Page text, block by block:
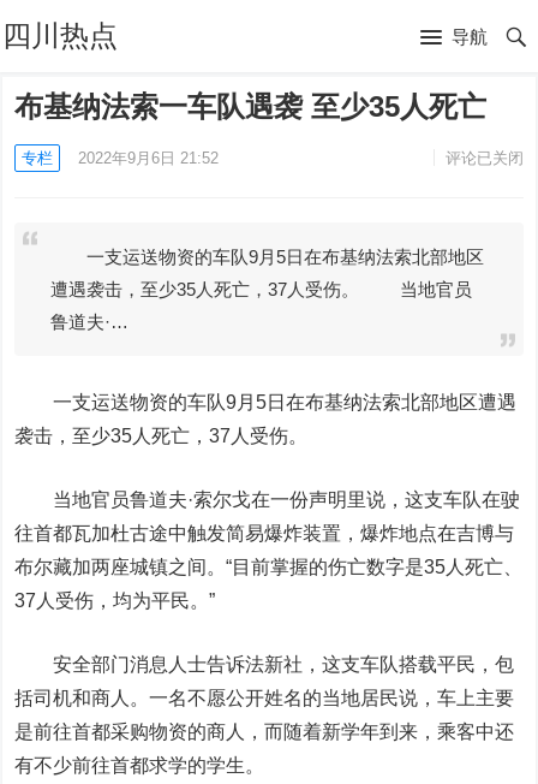
四川热点 导航
布基纳法索一车队遇袭 至少35人死亡
专栏 2022年9月6日 21:52 评论已关闭
一支运送物资的车队9月5日在布基纳法索北部地区
遭遇袭击，至少35人死亡，37人受伤。 当地官员
鲁道夫·…
一支运送物资的车队9月5日在布基纳法索北部地区遭遇
袭击，至少35人死亡，37人受伤。
当地官员鲁道夫·索尔戈在一份声明里说，这支车队在驶
往首都瓦加杜古途中触发简易爆炸装置，爆炸地点在吉博与
布尔藏加两座城镇之间。“目前掌握的伤亡数字是35人死亡、
37人受伤，均为平民。”
安全部门消息人士告诉法新社，这支车队搭载平民，包
括司机和商人。一名不愿公开姓名的当地居民说，车上主要
是前往首都采购物资的商人，而随着新学年到来，乘客中还
有不少前往首都求学的学生。